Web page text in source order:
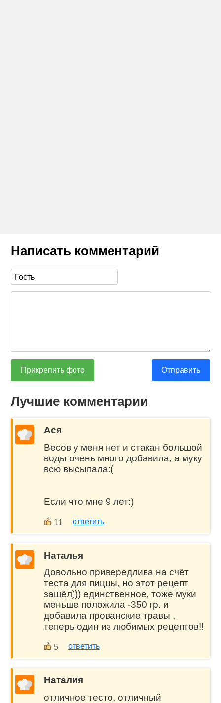
Написать комментарий
Прикрепить фото Отправить
Лучшие комментарии
Ася
Весов у меня нет и стакан большой
воды очень много добавила, а муку
всю высыпала:(
Если что мне 9 лет:)
11 ответить
Наталья
Довольно привередлива на счёт
теста для пиццы, но этот рецепт
зашёл))) единственное, тоже муки
меньше положила -350 гр. и
добавила прованские травы ,
теперь один из любимых рецептов!!
5 ответить
Наталия
отличное тесто, отличный